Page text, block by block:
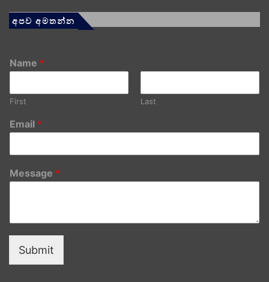
අපව අමතන්න
Name *
First Last
Email *
Message *
Submit